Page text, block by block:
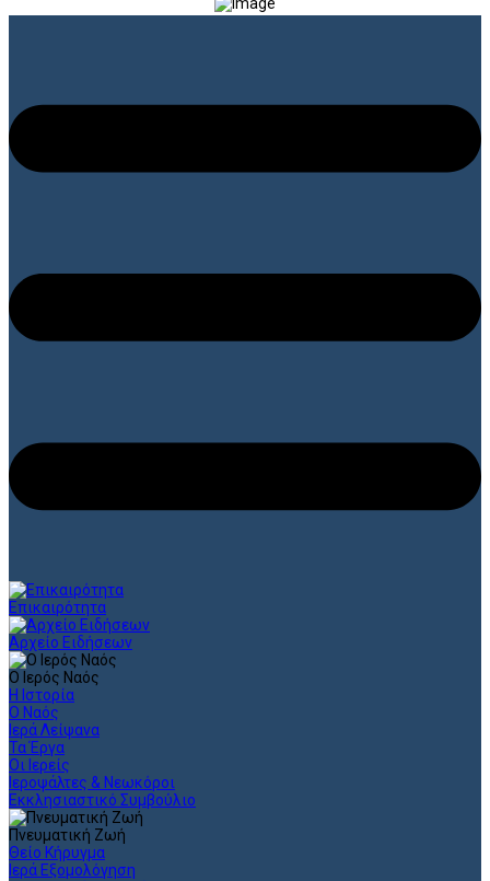
Επικαιρότητα
Αρχείο Ειδήσεων
Ο Ιερός Ναός
Η Ιστορία
Ο Ναός
Ιερά Λείψανα
Τα Έργα
Οι Ιερείς
Ιεροψάλτες & Νεωκόροι
Εκκλησιαστικό Συμβούλιο
Πνευματική Ζωή
Θείο Κήρυγμα
Ιερά Εξομολόγηση